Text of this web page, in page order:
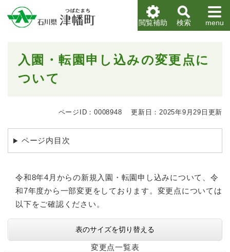
メニューを飛ばして本文へ
閲覧補助
検索 menu
入園・転園申し込みの変更点に
ついて
ページID：0008948 更新日：2025年9月29日更新
ページ内目次
令和8年4月からの新規入園・転園申し込みについて、令
和7年度から一部変更をしております。変更点については
以下をご確認ください。
表のサイズを切り替える
変更点一覧表